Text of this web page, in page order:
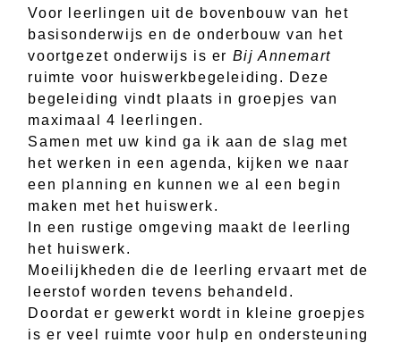
Voor leerlingen uit de bovenbouw van het
basisonderwijs en de onderbouw van het
voortgezet onderwijs is er Bij Annemart
ruimte voor huiswerkbegeleiding. Deze
begeleiding vindt plaats in groepjes van
maximaal 4 leerlingen.
Samen met uw kind ga ik aan de slag met
het werken in een agenda, kijken we naar
een planning en kunnen we al een begin
maken met het huiswerk.
In een rustige omgeving maakt de leerling
het huiswerk.
Moeilijkheden die de leerling ervaart met de
leerstof worden tevens behandeld.
Doordat er gewerkt wordt in kleine groepjes
is er veel ruimte voor hulp en ondersteuning